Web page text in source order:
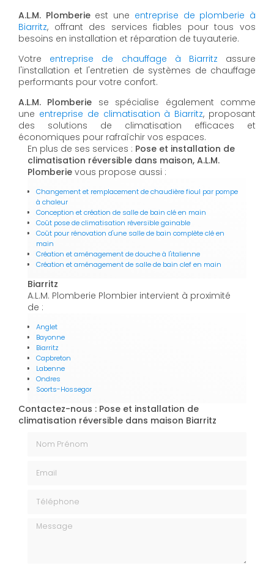
A.L.M. Plomberieest une entreprise de plomberie à
Biarritz, offrant des services fiables pour tous vos
besoins en installation et réparation de tuyauterie.
Votre entreprise de chauffage à Biarritz assure
l'installation et l'entretien de systèmes de chauffage
performants pour votre confort.
A.L.M. Plomberie se spécialise également comme
une entreprise de climatisation à Biarritz, proposant
des solutions de climatisation efficaces et
économiques pour rafraîchir vos espaces.
En plus de ses services : Pose et installation de
climatisation réversible dans maison, A.L.M.
Plomberie vous propose aussi :
Changement et remplacement de chaudière fioul par pompe
à chaleur
Conception et création de salle de bain clé en main
Coût pose de climatisation réversible gainable
Coût pour rénovation d'une salle de bain complète clé en
main
Création et aménagement de douche à l'italienne
Création et aménagement de salle de bain clef en main
Biarritz
A.L.M. Plomberie Plombier intervient à proximité
de :
Anglet
Bayonne
Biarritz
Capbreton
Labenne
Ondres
Soorts-Hossegor
Contactez-nous : Pose et installation de
climatisation réversible dans maison Biarritz
Message